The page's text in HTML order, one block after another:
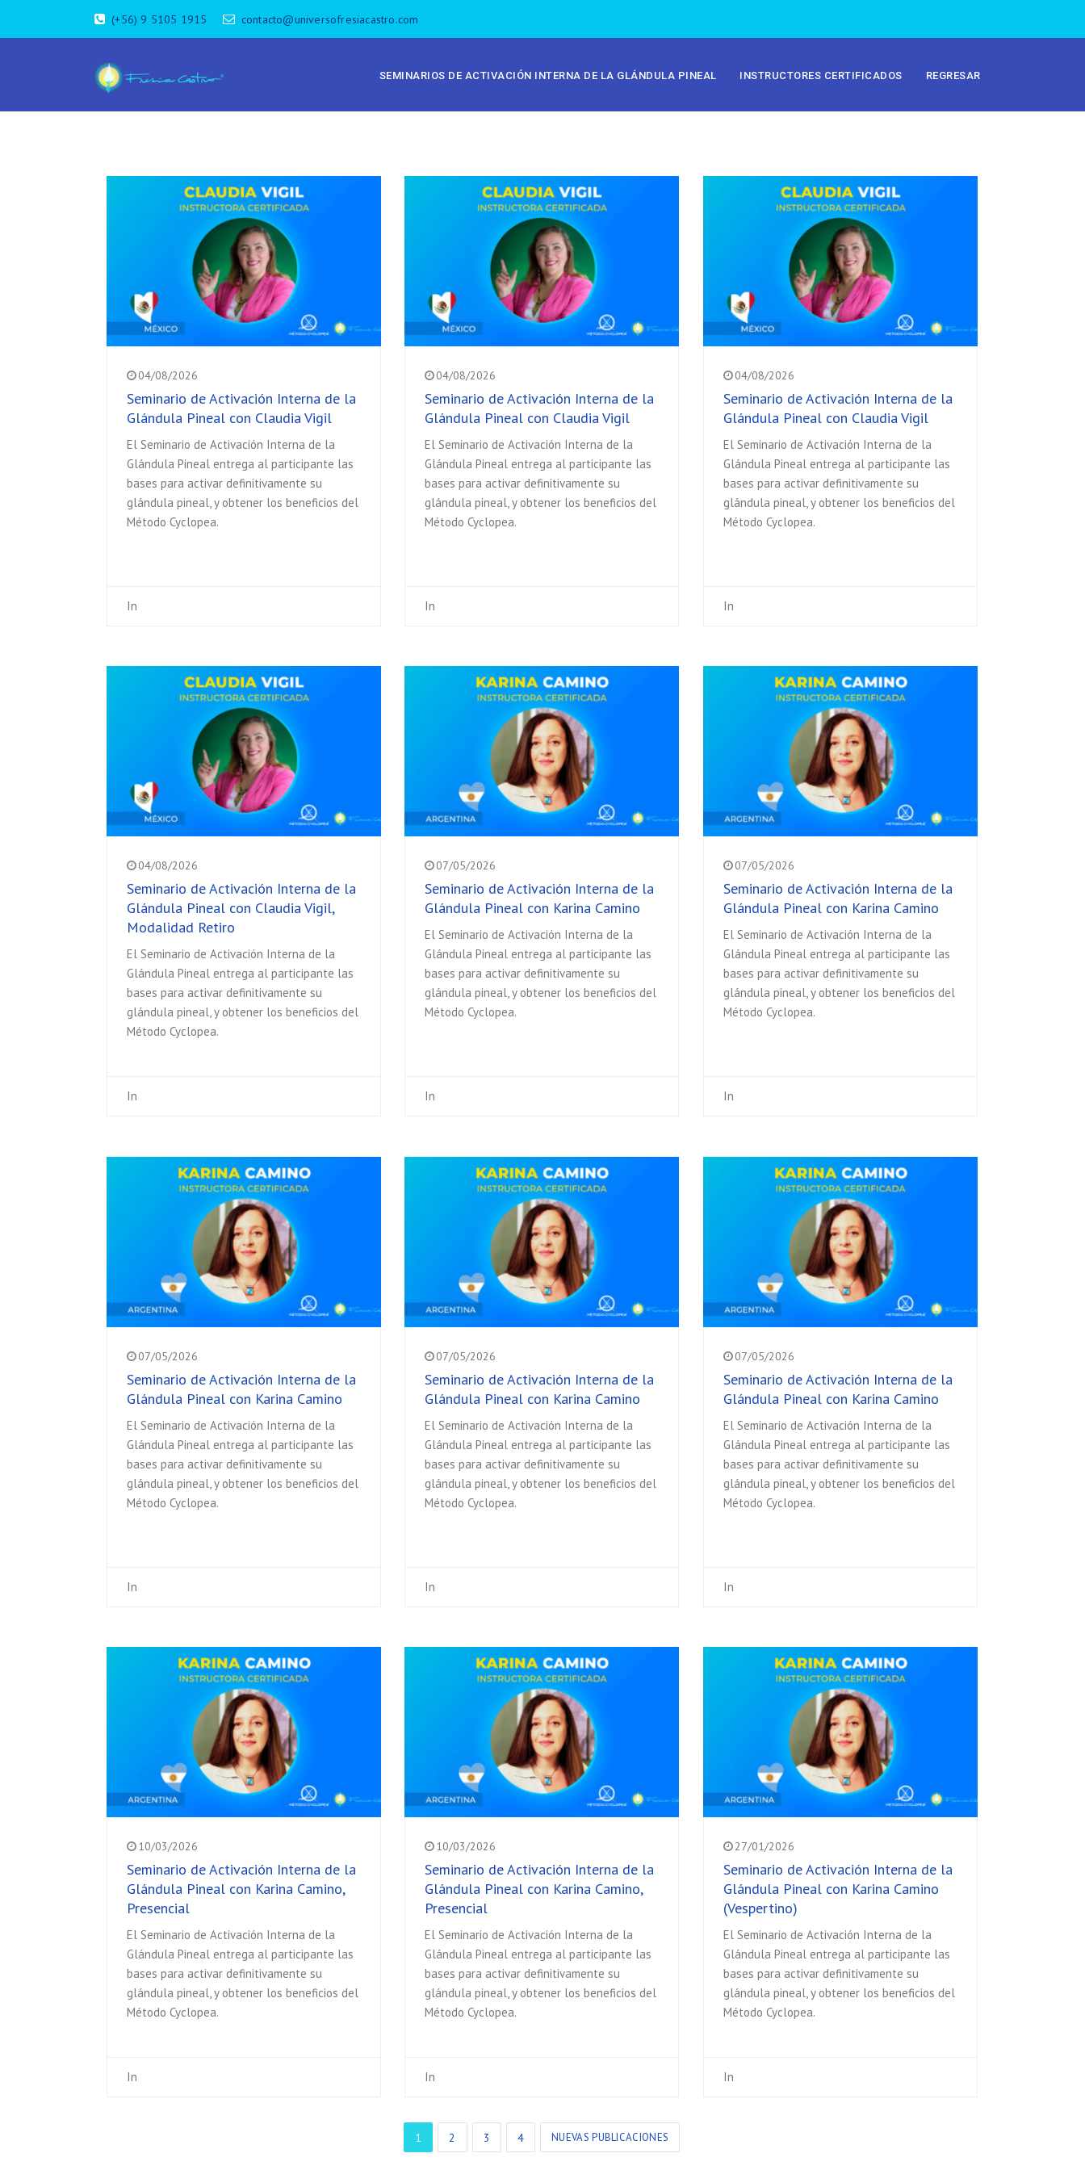
(+56) 9 5105 1915 contacto@universofresiacastro.com
SEMINARIOS DE ACTIVACIÓN INTERNA DE LA GLÁNDULA PINEAL INSTRUCTORES CERTIFICADOS REGRESAR
04/08/2026
Seminario de Activación Interna de la
Glándula Pineal con Claudia Vigil
El Seminario de Activación Interna de la
Glándula Pineal entrega al participante las
bases para activar definitivamente su
glándula pineal, y obtener los beneficios del
Método Cyclopea.
In
04/08/2026
Seminario de Activación Interna de la
Glándula Pineal con Claudia Vigil
El Seminario de Activación Interna de la
Glándula Pineal entrega al participante las
bases para activar definitivamente su
glándula pineal, y obtener los beneficios del
Método Cyclopea.
In
04/08/2026
Seminario de Activación Interna de la
Glándula Pineal con Claudia Vigil
El Seminario de Activación Interna de la
Glándula Pineal entrega al participante las
bases para activar definitivamente su
glándula pineal, y obtener los beneficios del
Método Cyclopea.
In
04/08/2026
Seminario de Activación Interna de la
Glándula Pineal con Claudia Vigil,
Modalidad Retiro
El Seminario de Activación Interna de la
Glándula Pineal entrega al participante las
bases para activar definitivamente su
glándula pineal, y obtener los beneficios del
Método Cyclopea.
In
07/05/2026
Seminario de Activación Interna de la
Glándula Pineal con Karina Camino
El Seminario de Activación Interna de la
Glándula Pineal entrega al participante las
bases para activar definitivamente su
glándula pineal, y obtener los beneficios del
Método Cyclopea.
In
07/05/2026
Seminario de Activación Interna de la
Glándula Pineal con Karina Camino
El Seminario de Activación Interna de la
Glándula Pineal entrega al participante las
bases para activar definitivamente su
glándula pineal, y obtener los beneficios del
Método Cyclopea.
In
07/05/2026
Seminario de Activación Interna de la
Glándula Pineal con Karina Camino
El Seminario de Activación Interna de la
Glándula Pineal entrega al participante las
bases para activar definitivamente su
glándula pineal, y obtener los beneficios del
Método Cyclopea.
In
07/05/2026
Seminario de Activación Interna de la
Glándula Pineal con Karina Camino
El Seminario de Activación Interna de la
Glándula Pineal entrega al participante las
bases para activar definitivamente su
glándula pineal, y obtener los beneficios del
Método Cyclopea.
In
07/05/2026
Seminario de Activación Interna de la
Glándula Pineal con Karina Camino
El Seminario de Activación Interna de la
Glándula Pineal entrega al participante las
bases para activar definitivamente su
glándula pineal, y obtener los beneficios del
Método Cyclopea.
In
10/03/2026
Seminario de Activación Interna de la
Glándula Pineal con Karina Camino,
Presencial
El Seminario de Activación Interna de la
Glándula Pineal entrega al participante las
bases para activar definitivamente su
glándula pineal, y obtener los beneficios del
Método Cyclopea.
In
10/03/2026
Seminario de Activación Interna de la
Glándula Pineal con Karina Camino,
Presencial
El Seminario de Activación Interna de la
Glándula Pineal entrega al participante las
bases para activar definitivamente su
glándula pineal, y obtener los beneficios del
Método Cyclopea.
In
27/01/2026
Seminario de Activación Interna de la
Glándula Pineal con Karina Camino
(Vespertino)
El Seminario de Activación Interna de la
Glándula Pineal entrega al participante las
bases para activar definitivamente su
glándula pineal, y obtener los beneficios del
Método Cyclopea.
In
1 2 3 4 NUEVAS PUBLICACIONES